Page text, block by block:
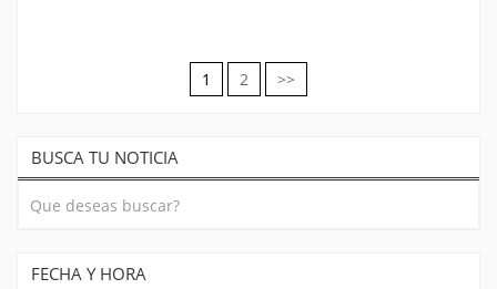
Navegación
entradas
1 2 >>
BUSCA TU NOTICIA
FECHA Y HORA